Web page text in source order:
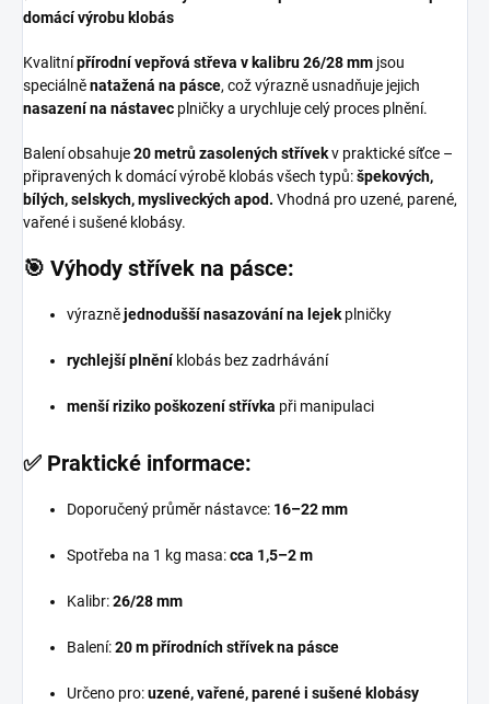
domácí výrobu klobás
Kvalitnípřírodní vepřová střeva v kalibru 26/28 mm jsou
speciálněnatažená na pásce, což výrazně usnadňuje jejich
nasazení na nástavec plničky a urychluje celý proces plnění.
Balení obsahuje20 metrů zasolených střívekv praktické síťce –
připravených k domácí výrobě klobás všech typů:špekových,
bílých, selskych, mysliveckých apod. Vhodná pro uzené, parené,
vařené i sušené klobásy.
🎯 Výhody střívek na pásce:
výraznějednodušší nasazování na lejek plničky
rychlejší plněníklobás bez zadrhávání
menší riziko poškození střívka při manipulaci
✅ Praktické informace:
Doporučený průměr nástavce: 16–22 mm
Spotřeba na 1 kg masa:cca 1,5–2 m
Kalibr:26/28 mm
Balení:20 m přírodních střívek na pásce
Určeno pro:uzené, vařené, parené i sušené klobásy